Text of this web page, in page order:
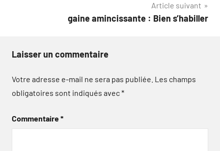
Article suivant
gaine amincissante : Bien s’habiller
Laisser un commentaire
Votre adresse e-mail ne sera pas publiée. Les champs
obligatoires sont indiqués avec*
Commentaire*